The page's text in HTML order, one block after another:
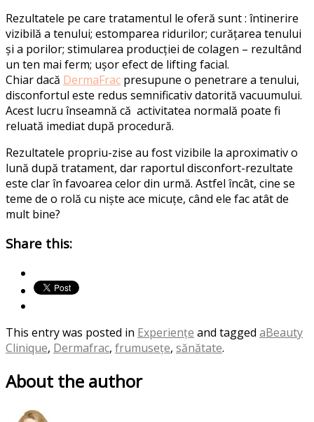
Rezultatele pe care tratamentul le oferă sunt : întinerire
vizibilă a tenului; estomparea ridurilor; curățarea tenului
și a porilor; stimularea producției de colagen – rezultând
un ten mai ferm; ușor efect de lifting facial.
Chiar dacă DermaFrac presupune o penetrare a tenului,
disconfortul este redus semnificativ datorită vacuumului.
Acest lucru înseamnă că activitatea normală poate fi
reluată imediat după procedură.
Rezultatele propriu-zise au fost vizibile la aproximativ o
lună după tratament, dar raportul disconfort-rezultate
este clar în favoarea celor din urmă. Astfel încât, cine se
teme de o rolă cu niște ace micuțe, când ele fac atât de
mult bine?
Share this:
This entry was posted in Experiențe and tagged aBeauty
Clinique, Dermafrac, frumusețe, sănătate.
About the author